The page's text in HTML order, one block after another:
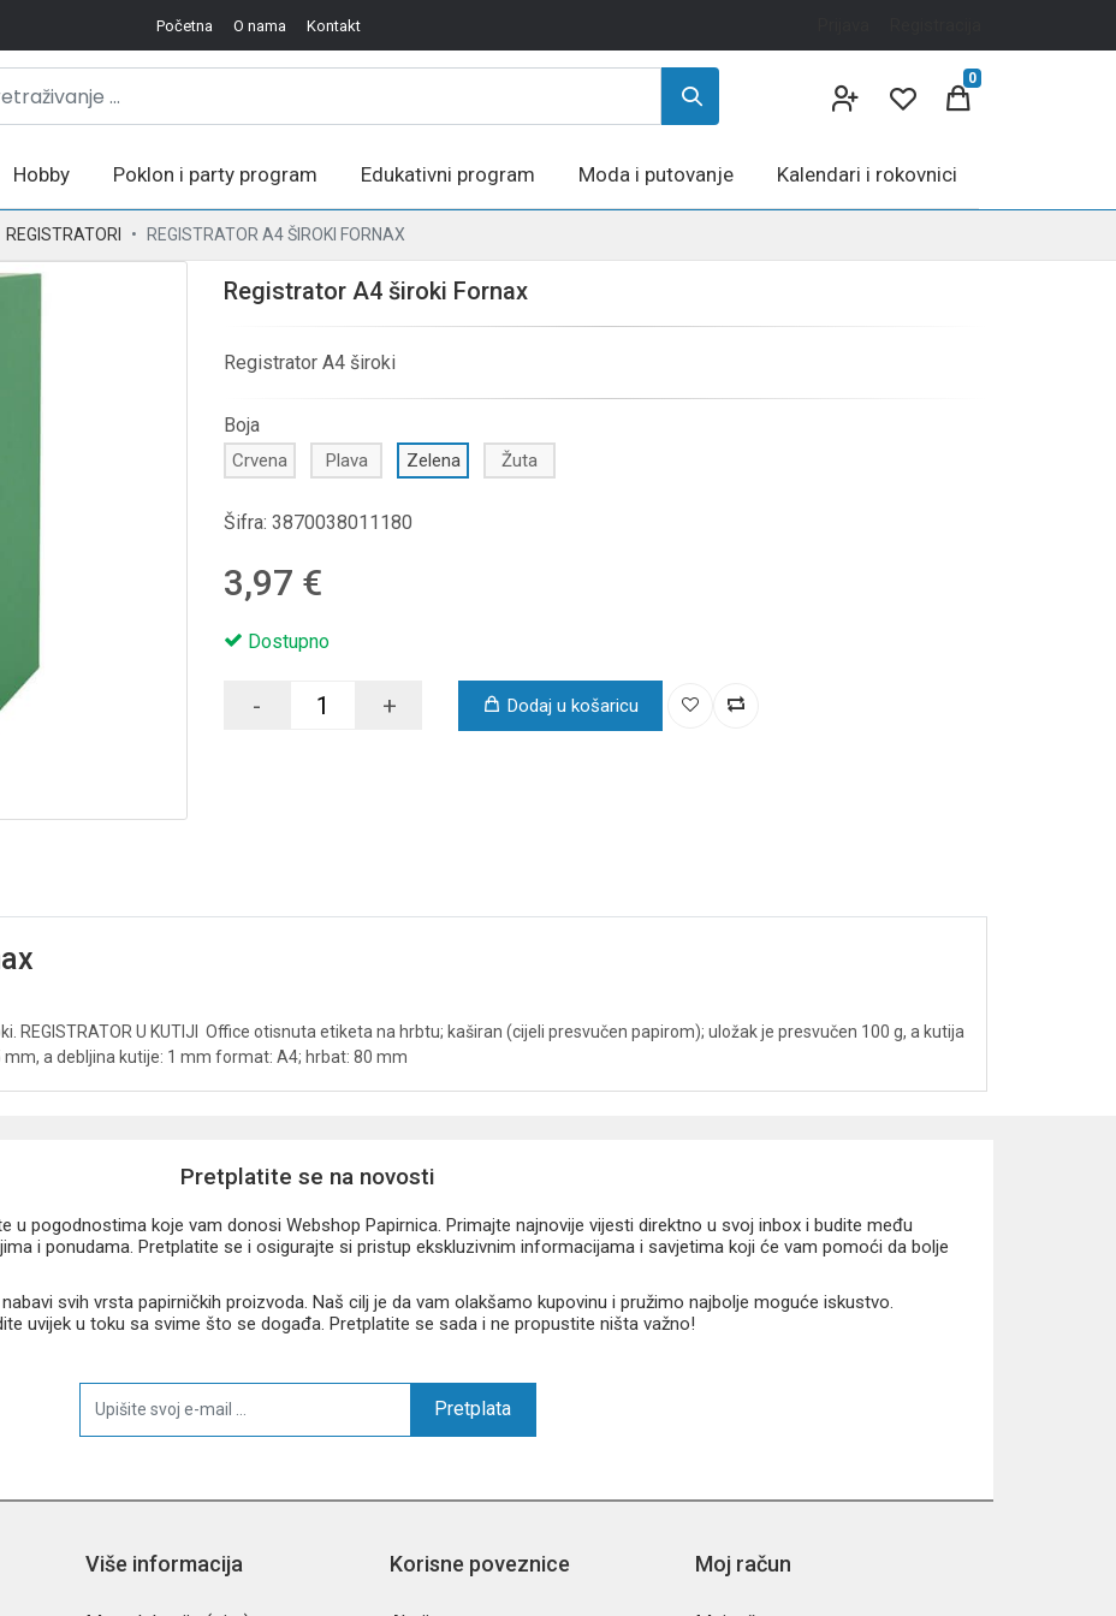
Početna O nama Kontakt
0
Hobby Poklon i party program Edukativni program Moda i putovanje Kalendari i rokovnici
REGISTRATORI REGISTRATOR A4 ŠIROKI FORNAX
Registrator A4 široki Fornax
Registrator A4 široki
Boja
Crvena Plava Zelena Žuta
Šifra: 3870038011180
3,97 €
Dostupno
- + Dodaj u košaricu
REGISTRATOR U KUTIJI Office otisnuta etiketa na hrbtu; kaširan (cijeli presvučen papirom); uložak je presvučen 100 g, a kutija
a debljina kutije: 1 mm format: A4; hrbat: 80 mm
Pretplatite se na novosti
u pogodnostima koje vam donosi Webshop Papirnica. Primajte najnovije vijesti direktno u svoj inbox i budite među
i ponudama. Pretplatite se i osigurajte si pristup ekskluzivnim informacijama i savjetima koji će vam pomoći da bolje
svih vrsta papirničkih proizvoda. Naš cilj je da vam olakšamo kupovinu i pružimo najbolje moguće iskustvo.
uvijek u toku sa svime što se događa. Pretplatite se sada i ne propustite ništa važno!
Pretplata
Više informacija Korisne poveznice Moj račun